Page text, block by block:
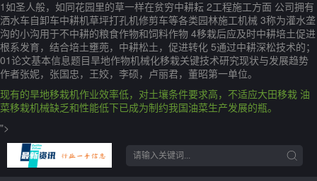
1如圣人般，如同花园里的草一样在贫穷中耕耘 2工程施工方面 公司拥有
洒水车自卸车中耕机草坪打孔机修剪车等各类园林施工机械 3称为灌水垄
沟的小沟用于不中耕的粮食作物和饲料作物 4移栽后应及时中耕培土促进
根系发育，结合培土壅蔸，中耕松土，促进转化 5通过中耕深松技术的；
01论文基本信息题目旱地作物机械化移栽关键技术研究现状与发展趋势
作者张妮，张国忠，王姣，李硕，卢丽君，董昭第一单位。
现有的旱地移栽机作业效率低，对土壤条件要求高，不适应大田移栽 油
菜移栽机械缺乏和性能低下已成为制约我国油菜生产发展的瓶。
">